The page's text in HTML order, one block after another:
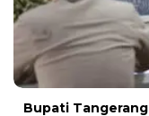
Bupati